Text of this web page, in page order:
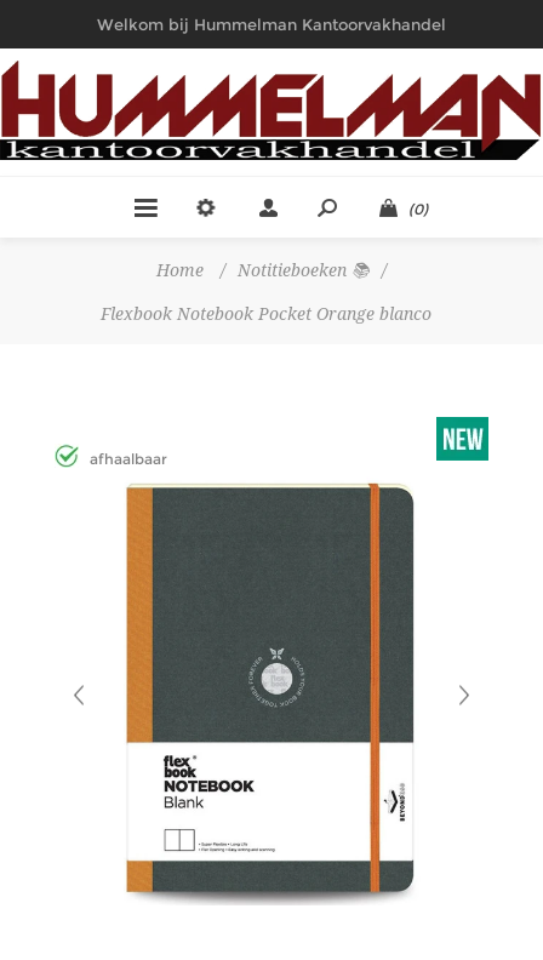
Welkom bij Hummelman Kantoorvakhandel
(0)
Home / Notitieboeken 📚 /
Flexbook Notebook Pocket Orange blanco
afhaalbaar